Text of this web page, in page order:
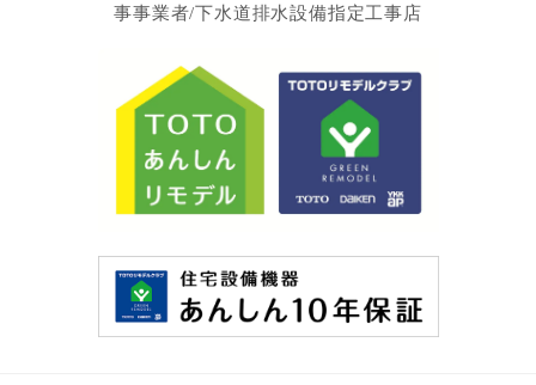
事事業者/下水道排水設備指定工事店